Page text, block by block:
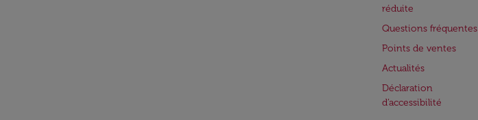
réduite
Questions fréquentes
Points de ventes
Actualités
Déclaration
d’accessibilité